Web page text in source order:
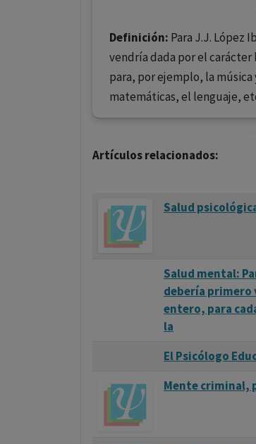
Definición: Para J.J. López
vendría dada por el
para, por ejemplo, la
matemáticas, el lenguaje,
Artículos relacionados:
Salud
Salud mental:
debería primero
entero, para
la
El Psicólogo
Mente criminal,